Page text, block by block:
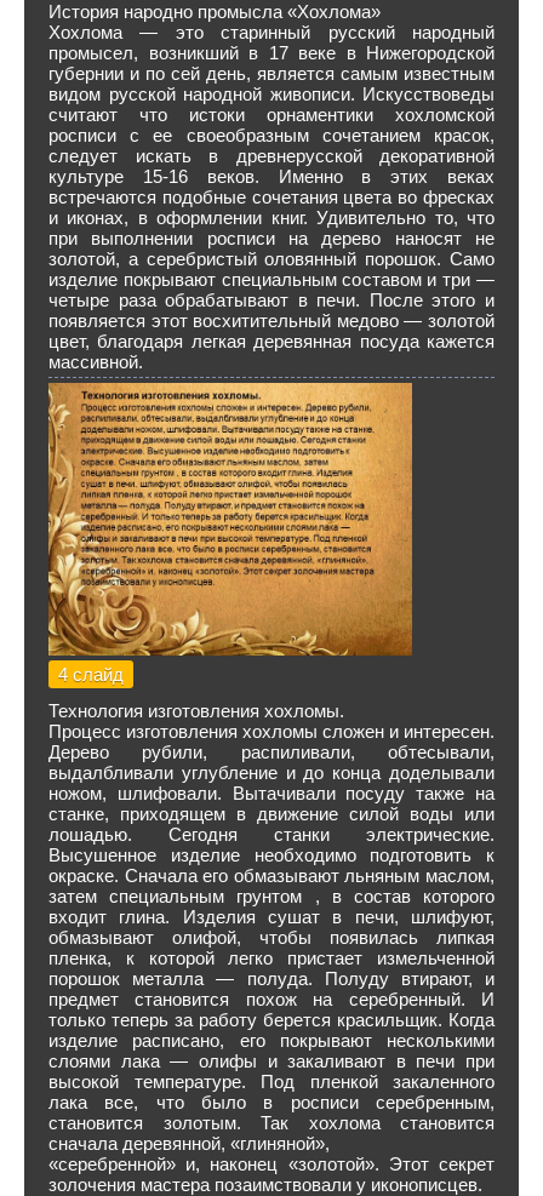
История народно промысла «Хохлома»
Хохлома — это старинный русский народный
промысел, возникший в 17 веке в Нижегородской
губернии и по сей день, является самым известным
видом русской народной живописи. Искусствоведы
считают что истоки орнаментики хохломской
росписи с ее своеобразным сочетанием красок,
следует искать в древнерусской декоративной
культуре 15-16 веков. Именно в этих веках
встречаются подобные сочетания цвета во фресках
и иконах, в оформлении книг. Удивительно то, что
при выполнении росписи на дерево наносят не
золотой, а серебристый оловянный порошок. Само
изделие покрывают специальным составом и три —
четыре раза обрабатывают в печи. После этого и
появляется этот восхитительный медово — золотой
цвет, благодаря легкая деревянная посуда кажется
массивной.
4 слайд
Технология изготовления хохломы.
Процесс изготовления хохломы сложен и интересен.
Дерево рубили, распиливали, обтесывали,
выдалбливали углубление и до конца доделывали
ножом, шлифовали. Вытачивали посуду также на
станке, приходящем в движение силой воды или
лошадью. Сегодня станки электрические.
Высушенное изделие необходимо подготовить к
окраске. Сначала его обмазывают льняным маслом,
затем специальным грунтом , в состав которого
входит глина. Изделия сушат в печи, шлифуют,
обмазывают олифой, чтобы появилась липкая
пленка, к которой легко пристает измельченной
порошок металла — полуда. Полуду втирают, и
предмет становится похож на серебренный. И
только теперь за работу берется красильщик. Когда
изделие расписано, его покрывают несколькими
слоями лака — олифы и закаливают в печи при
высокой температуре. Под пленкой закаленного
лака все, что было в росписи серебренным,
становится золотым. Так хохлома становится
сначала деревянной, «глиняной»,
«серебренной» и, наконец «золотой». Этот секрет
золочения мастера позаимствовали у иконописцев.